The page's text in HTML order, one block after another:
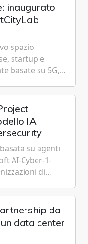
inaugurato
spazio
startup e
basate su 5G,
IA
su agenti
AI-Cyber-1-
di
da
data center